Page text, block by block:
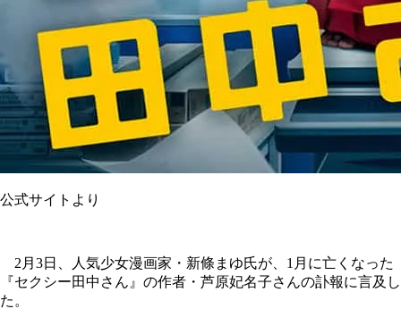
公式サイトより
2月3日、人気少女漫画家・新條まゆ氏が、1月に亡くなった
『セクシー田中さん』の作者・芦原妃名子さんの訃報に言及し
た。